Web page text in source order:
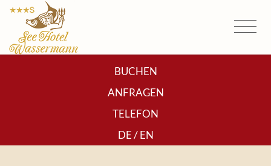
BUCHEN
ANFRAGEN
TELEFON
DE/EN